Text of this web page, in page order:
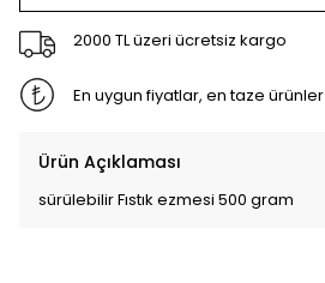
2000 TL üzeri ücretsiz kargo
En uygun fiyatlar, en taze ürünler
Ürün Açıklaması
sürülebilir Fıstık ezmesi 500 gram